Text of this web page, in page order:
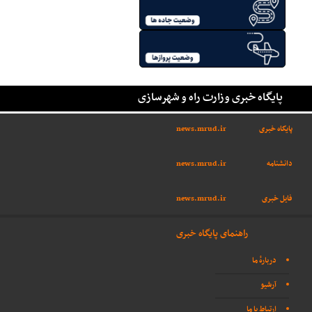
پایگاه خبری وزارت راه و شهرسازی
پایگاه خبری news.mrud.ir
دانشنامه news.mrud.ir
فایل خبری news.mrud.ir
راهنمای پایگاه خبری
دربارهٔ ما
آرشیو